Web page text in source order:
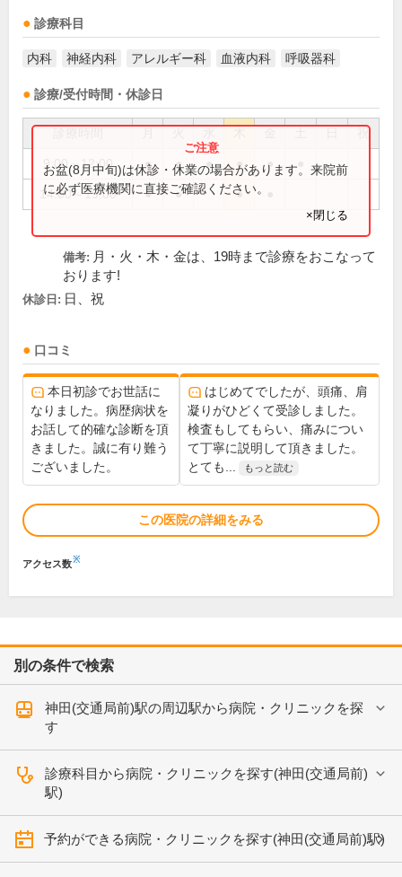
診療科目
内科 神経内科 アレルギー科 血液内科 呼吸器科
診療/受付時間・休診日
祝
9:00～12:00 ● ● ● ● ●
14:00～19:00 ● ● ●
お盆(8月中旬)は休診・休業の場合があります。来院前
に必ず医療機関に直接ご確認ください。
×閉じる
備考: 月・火・木・金は、19時まで診療をおこなって
おります!
休診日: 日、祝
口コミ
本日初診でお世話に
なりました。病歴病状を
お話して的確な診断を頂
きました。誠に有り難う
ございました。
はじめてでしたが、頭痛、肩
凝りがひどくて受診しました。
検査もしてもらい、痛みについ
て丁寧に説明して頂きました。
とても...
もっと読む
この医院の詳細をみる
アクセス数※
別の条件で検索
神田(交通局前)駅の周辺駅から病院・クリニックを探
す
診療科目から病院・クリニックを探す(神田(交通局前)
駅)
予約ができる病院・クリニックを探す(神田(交通局前)駅)